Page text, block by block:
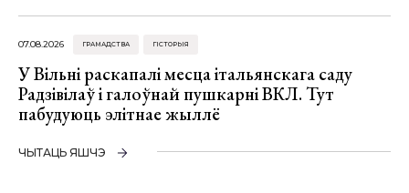
07.08.2026 ГРАМАДСТВА ГІСТОРЫЯ
У Вільні раскапалі месца італьянскага саду
Радзівілаў і галоўнай пушкарні ВКЛ. Тут
пабудуюць элітнае жыллё
ЧЫТАЦЬ ЯШЧЭ